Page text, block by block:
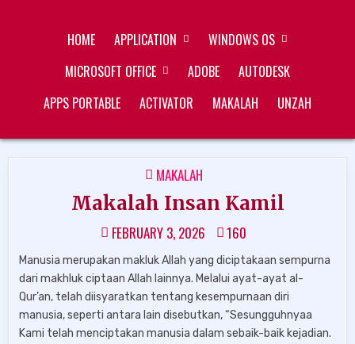
HOME APPLICATION
WINDOWS OS
MICROSOFT OFFICE
ADOBE
AUTODESK
APPS PORTABLE
ACTIVATOR MAKALAH UNZAH
POSTED
IN
MAKALAH
Makalah Insan Kamil
FEBRUARY 3, 2026 160
Manusia merupakan makluk Allah yang diciptakaan sempurna
dari makhluk ciptaan Allah lainnya. Melalui ayat-ayat al-
Qur’an, telah diisyaratkan tentang kesempurnaan diri
manusia, seperti antara lain disebutkan, “Sesungguhnyaa
Kami telah menciptakan manusia dalam sebaik-baik kejadian.